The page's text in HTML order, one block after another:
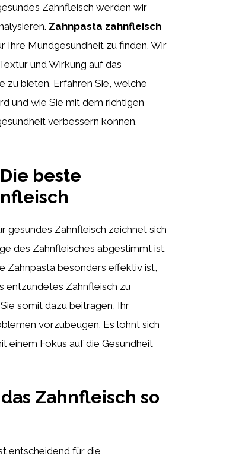
Zahnfleisch werden wir
Zahnpasta zahnfleisch
Ihre Mundgesundheit zu finden. Wir
und Wirkung auf das
zu bieten. Erfahren Sie, welche
und wie Sie mit dem richtigen
verbessern können.
beste
gesundes Zahnfleisch zeichnet sich
des Zahnfleisches abgestimmt ist.
Zahnpasta besonders effektiv ist,
entzündetes Zahnfleisch zu
somit dazu beitragen, Ihr
vorzubeugen. Es lohnt sich
einem Fokus auf die Gesundheit
Zahnfleisch so
entscheidend für die